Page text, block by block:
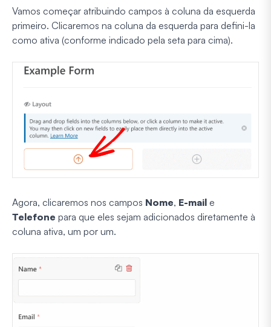
Vamos começar atribuindo campos à coluna da esquerda
primeiro. Clicaremos na coluna da esquerda para defini-la
como ativa (conforme indicado pela seta para cima).
Agora, clicaremos nos campos Nome, E-mail e
Telefone para que eles sejam adicionados diretamente à
coluna ativa, um por um.